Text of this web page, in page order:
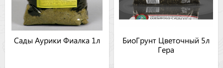
Сады Аурики Фиалка 1л
БиоГрунт Цветочный 5л
Гера